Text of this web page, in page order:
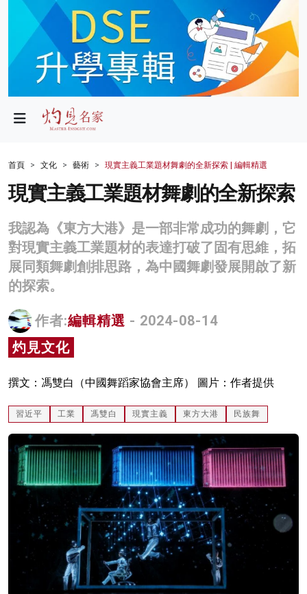
政局
財經
生活
商業
科技
名家榜
灼見活動
關於我們
首頁 文化 藝術 現實主義工業題材舞劇的全新探索 | 編輯精選
現實主義工業題材舞劇的全新探索
我認為《東方大港》是一部非常成功的舞劇，它
對現實主義工業題材的表達打破了固有思維，拓
展同類舞劇創排思路，為中國舞劇發展開啟了新
的探索。
作者:編輯精選 - 2024-08-14
灼見文化
撰文：馮雙白（中國舞蹈家協會主席） 圖片：作者提供
習近平 工業 馮雙白 現實主義 東方大港 民族舞